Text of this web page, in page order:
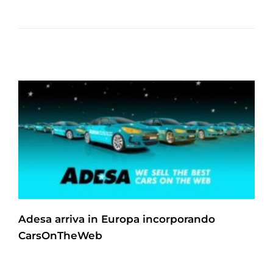
Adesa arriva in Europa incorporando
CarsOnTheWeb